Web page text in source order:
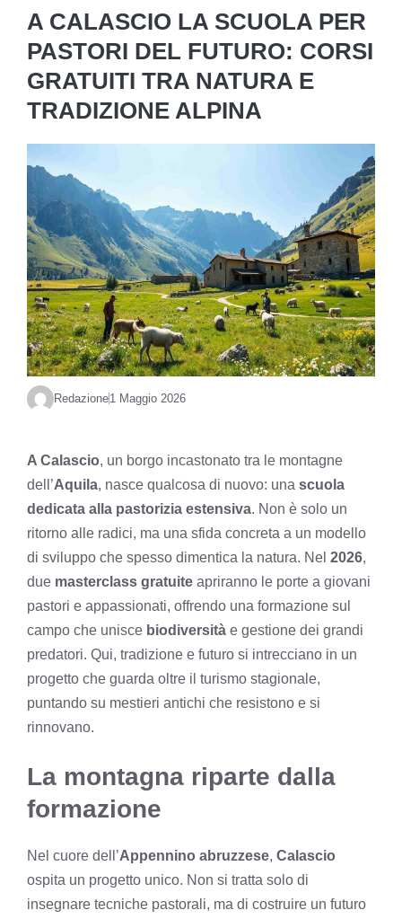
A CALASCIO LA SCUOLA PER
PASTORI DEL FUTURO: CORSI
GRATUITI TRA NATURA E
TRADIZIONE ALPINA
Redazione1 Maggio 2026
A Calascio, un borgo incastonato tra le montagne
dell’Aquila, nasce qualcosa di nuovo: una scuola
dedicata alla pastorizia estensiva. Non è solo un
ritorno alle radici, ma una sfida concreta a un modello
di sviluppo che spesso dimentica la natura. Nel 2026,
due masterclass gratuite apriranno le porte a giovani
pastori e appassionati, offrendo una formazione sul
campo che unisce biodiversità e gestione dei grandi
predatori. Qui, tradizione e futuro si intrecciano in un
progetto che guarda oltre il turismo stagionale,
puntando su mestieri antichi che resistono e si
rinnovano.
La montagna riparte dalla
formazione
Nel cuore dell’Appennino abruzzese, Calascio
ospita un progetto unico. Non si tratta solo di
insegnare tecniche pastorali, ma di costruire un futuro